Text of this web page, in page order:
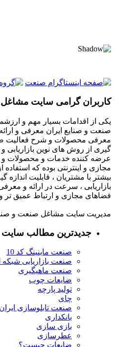
کاربران گرامی سایت
یکی از اقدامات بسیار مهم و
صنعت و صنایع ایران معرفی و
معرفی محصولات و شرح فعالیت
گیری از روش های نوین بازاریابی و
عرضه کننده خدمات و محصولات و
مجازی و اینترنتی بوده که
بیشتر با مشتریان ، قابلیت اندازه
بازاریابی ، سرعت در ارائه و
فضاهای مجازی و ارتباط عمیق تر
مدیریت سایت مشاغل صنعت و
جدیدترین مطالب سایت
صنعت ماینینگ کد 10
صنعت بازاریابی شبکه
صنعت ماهیگیری
ضایعات چوب
تولید پارچه
چای
صنعت تابلوسازی
بانکداری
بازی سازی
عطرسازی
ضایعات چیست؟